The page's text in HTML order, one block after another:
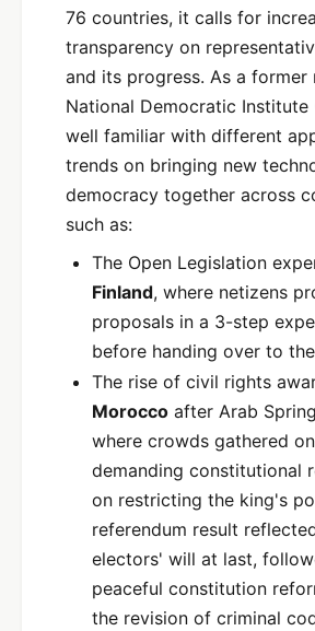
76 countries, it calls for
transparency on
and its progress. As a former
National Democratic Institute
well familiar with different
trends on bringing new
democracy together across
such as:
The Open Legislation
Finland, where netizens
proposals in a 3-step
before handing over to
The rise of civil rights
Morocco after Arab
where crowds gathered
demanding constitutional
on restricting the king's
referendum result
electors' will at last,
peaceful constitution
the revision of criminal